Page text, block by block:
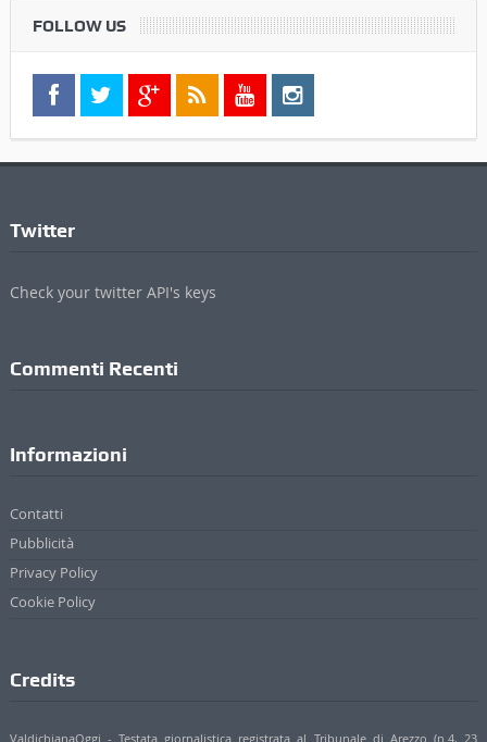
FOLLOW US
Twitter
Check your twitter API's keys
Commenti Recenti
Informazioni
Contatti
Pubblicità
Privacy Policy
Cookie Policy
Credits
ValdichianaOggi - Testata giornalistica registrata al Tribunale di Arezzo (n.4, 23